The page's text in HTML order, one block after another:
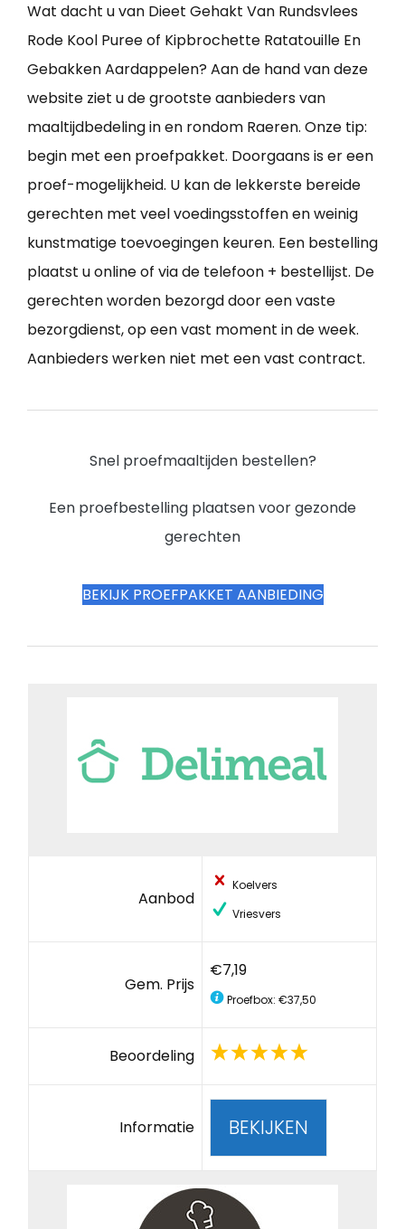
Wat dacht u van Dieet Gehakt Van Rundsvlees
Rode Kool Puree of Kipbrochette Ratatouille En
Gebakken Aardappelen? Aan de hand van deze
website ziet u de grootste aanbieders van
maaltijdbedeling in en rondom Raeren. Onze tip:
begin met een proefpakket. Doorgaans is er een
proef-mogelijkheid. U kan de lekkerste bereide
gerechten met veel voedingsstoffen en weinig
kunstmatige toevoegingen keuren. Een bestelling
plaatst u online of via de telefoon + bestellijst. De
gerechten worden bezorgd door een vaste
bezorgdienst, op een vast moment in de week.
Aanbieders werken niet met een vast contract.
Snel proefmaaltijden bestellen?
Een proefbestelling plaatsen voor gezonde
gerechten
BEKIJK PROEFPAKKET AANBIEDING
Aanbod
Koelvers
Vriesvers
Gem. Prijs
€7,19
Proefbox: €37,50
Beoordeling
Informatie BEKIJKEN